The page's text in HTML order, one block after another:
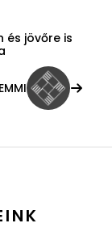
és jövőre is